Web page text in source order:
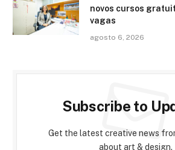
novos cursos
vagas
agosto 6, 2026
Subscribe to
Get the latest creative news
about art & design.